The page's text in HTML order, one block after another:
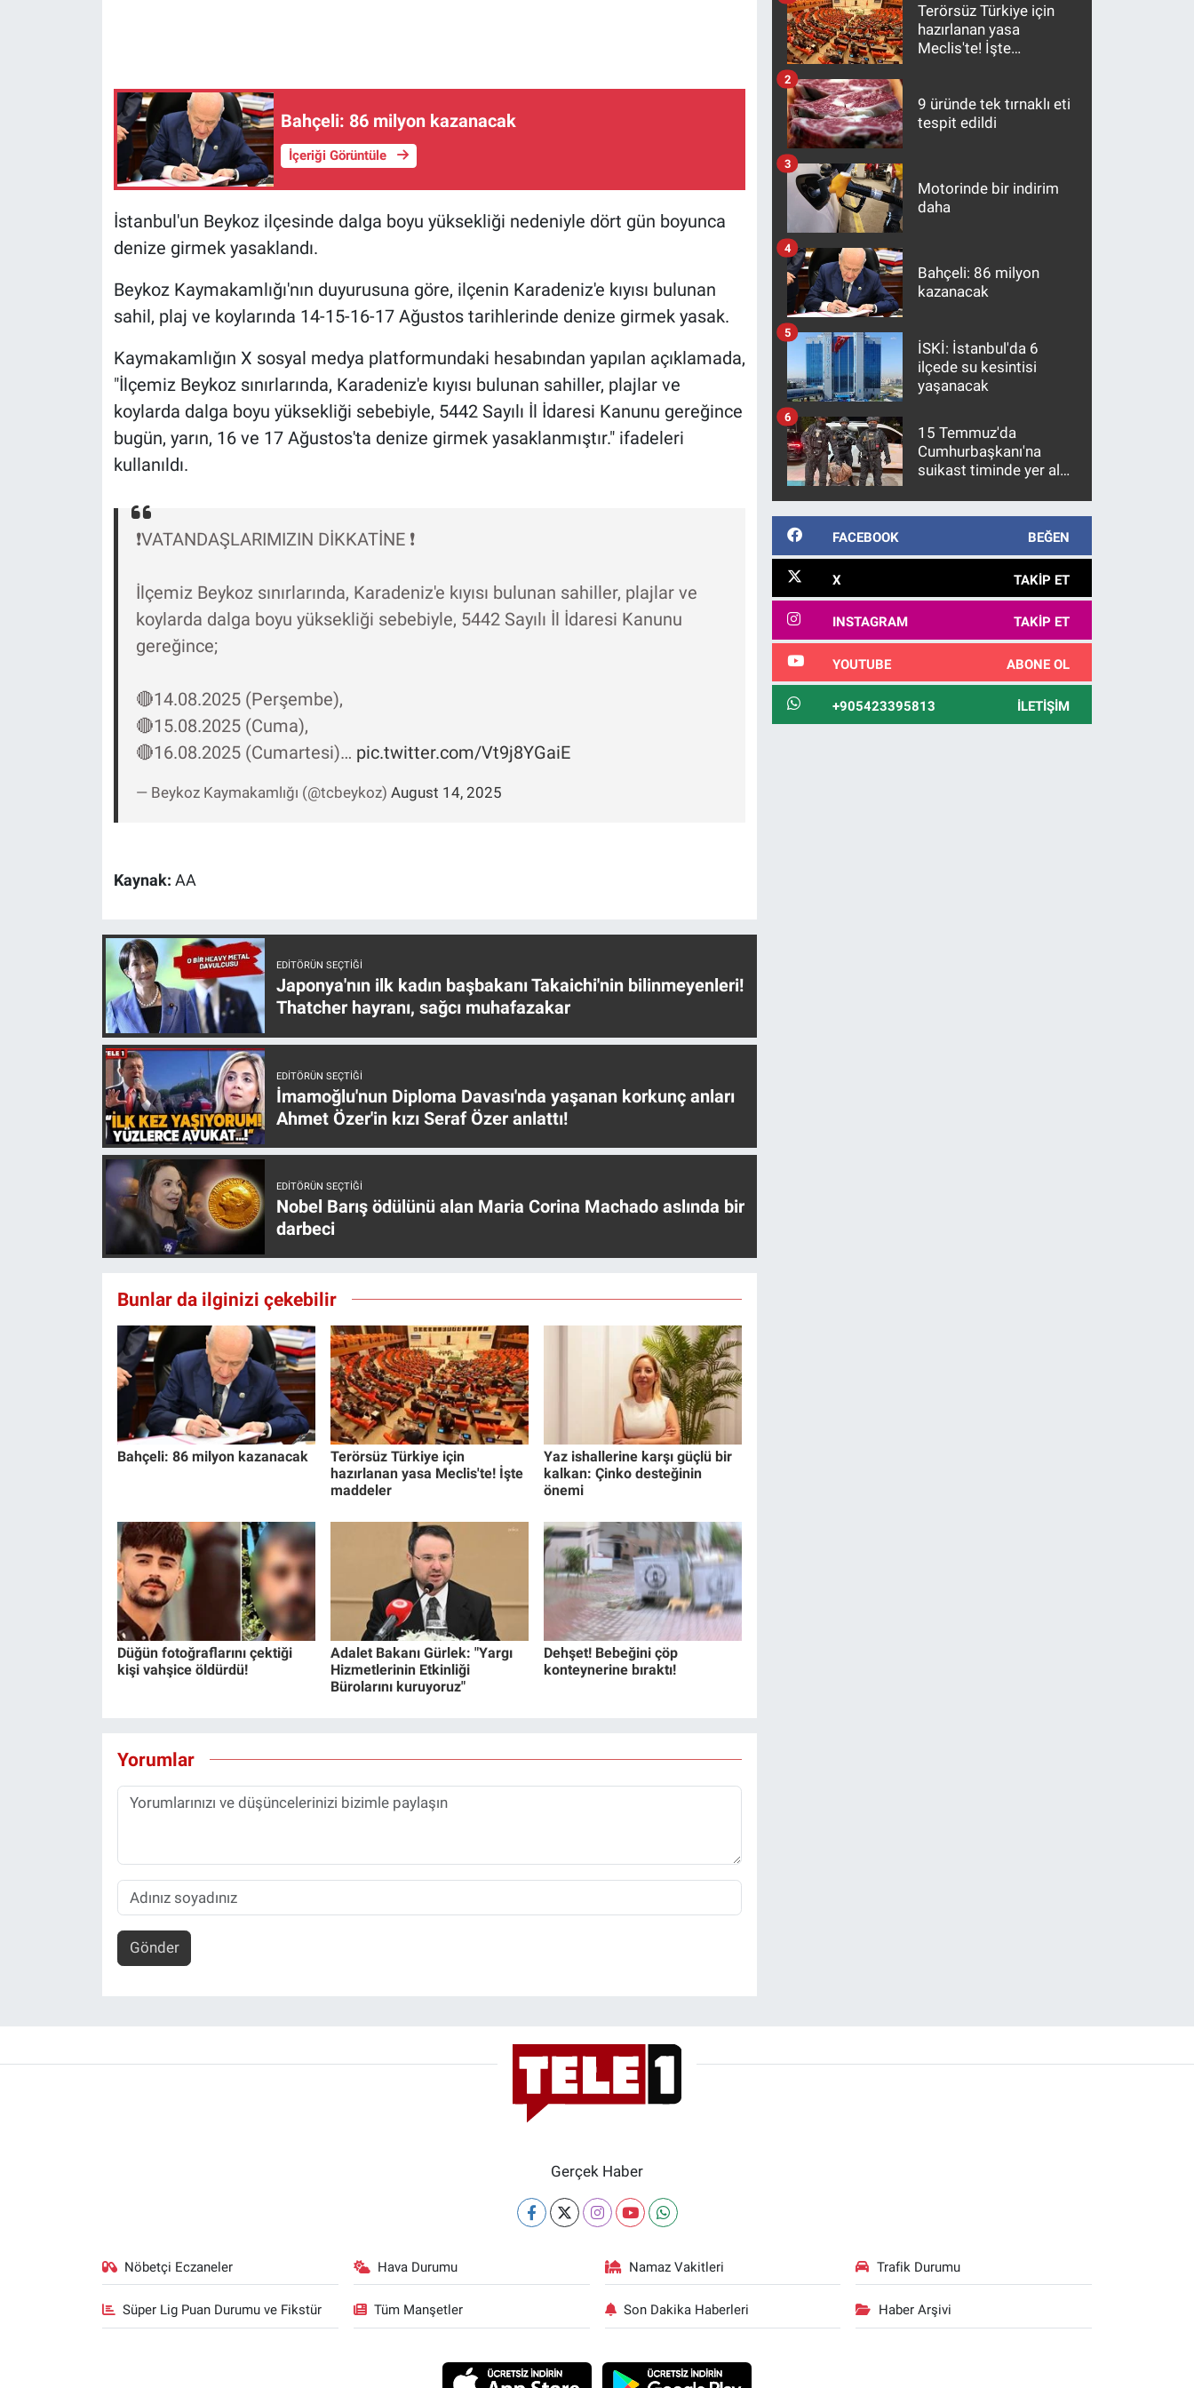
Bahçeli: 86 milyon kazanacak
İçeriği Görüntüle
İstanbul'un Beykoz ilçesinde dalga boyu yüksekliği nedeniyle dört gün boyunca
denize girmek yasaklandı.
Beykoz Kaymakamlığı'nın duyurusuna göre, ilçenin Karadeniz'e kıyısı bulunan
sahil, plaj ve koylarında 14-15-16-17 Ağustos tarihlerinde denize girmek yasak.
Kaymakamlığın X sosyal medya platformundaki hesabından yapılan açıklamada,
"İlçemiz Beykoz sınırlarında, Karadeniz'e kıyısı bulunan sahiller, plajlar ve
koylarda dalga boyu yüksekliği sebebiyle, 5442 Sayılı İl İdaresi Kanunu gereğince
bugün, yarın, 16 ve 17 Ağustos'ta denize girmek yasaklanmıştır." ifadeleri
kullanıldı.
❗️VATANDAŞLARIMIZIN DİKKATİNE ❗️
İlçemiz Beykoz sınırlarında, Karadeniz'e kıyısı bulunan sahiller, plajlar ve
koylarda dalga boyu yüksekliği sebebiyle, 5442 Sayılı İl İdaresi Kanunu
gereğince;
🔴14.08.2025 (Perşembe),
🔴15.08.2025 (Cuma),
🔴16.08.2025 (Cumartesi)… pic.twitter.com/Vt9j8YGaiE
— Beykoz Kaymakamlığı (@tcbeykoz) August 14, 2025
Kaynak: AA
EDITÖRÜN SEÇTIĞI
Japonya'nın ilk kadın başbakanı Takaichi'nin bilinmeyenleri!
Thatcher hayranı, sağcı muhafazakar
EDITÖRÜN SEÇTIĞI
İmamoğlu'nun Diploma Davası'nda yaşanan korkunç anları
Ahmet Özer'in kızı Seraf Özer anlattı!
EDITÖRÜN SEÇTIĞI
Nobel Barış ödülünü alan Maria Corina Machado aslında bir
darbeci
Bunlar da ilginizi çekebilir
Bahçeli: 86 milyon kazanacak
Terörsüz Türkiye için
hazırlanan yasa Meclis'te! İşte
maddeler
Yaz ishallerine karşı güçlü bir
kalkan: Çinko desteğinin
önemi
Düğün fotoğraflarını çektiği
kişi vahşice öldürdü!
Adalet Bakanı Gürlek: "Yargı
Hizmetlerinin Etkinliği
Bürolarını kuruyoruz"
Dehşet! Bebeğini çöp
konteynerine bıraktı!
Yorumlar
Gönder
Terörsüz Türkiye için
hazırlanan yasa
Meclis'te! İşte
9 üründe tek tırnaklı eti
tespit edildi
2
Motorinde bir indirim
daha
3
Bahçeli: 86 milyon
kazanacak
4
İSKİ: İstanbul'da 6
ilçede su kesintisi
yaşanacak
5
15 Temmuz'da
Cumhurbaşkanı'na
suikast timinde yer alan
10 yıl sonra yakalandı
6
FACEBOOK BEĞEN
X TAKIP ET
INSTAGRAM TAKIP ET
YOUTUBE ABONE OL
+905423395813 İLETIŞIM
Gerçek Haber
Nöbetçi Eczaneler Hava Durumu Namaz Vakitleri Trafik Durumu
Süper Lig Puan Durumu ve Fikstür Tüm Manşetler Son Dakika Haberleri Haber Arşivi
Günün görüntüsü
Kültür Sanat
Ne demişti
Türkiye'nin Gündemi